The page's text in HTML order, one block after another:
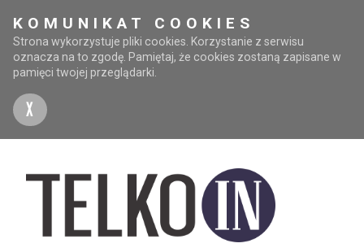
KOMUNIKAT COOKIES
Strona wykorzystuje pliki cookies. Korzystanie z serwisu
oznacza na to zgodę. Pamiętaj, że cookies zostaną zapisane w
pamięci twojej przeglądarki.
X